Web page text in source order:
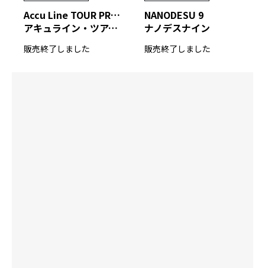
Accu Line TOUR PREMIUM Ⅴ
アキュライン・ツアープレミアム ファイブ
販売終了しました
NANODESU 9
ナノデスナイン
販売終了しました